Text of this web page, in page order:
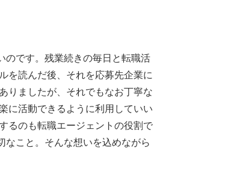
のです。残業続きの毎日と転職活
を読んだ後、それを応募先企業に
りましたが、それでもなお丁寧な
に活動できるように利用していい
るのも転職エージェントの役割で
なこと。そんな想いを込めながら